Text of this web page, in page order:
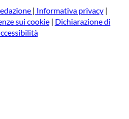
a
| Informativa privacy|
sui cookie| Dichiarazione di